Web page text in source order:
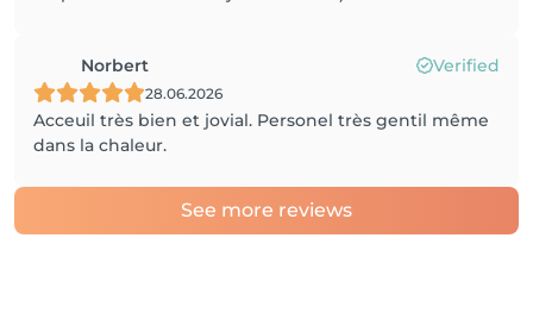
Norbert Verified
28.06.2026
Acceuil très bien et jovial. Personel très gentil même
dans la chaleur.
See more reviews